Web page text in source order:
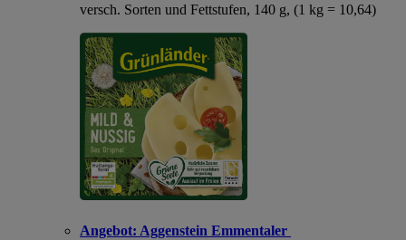
versch. Sorten und Fettstufen, 140 g, (1 kg = 10,64)
Angebot: Aggenstein Emmentaler